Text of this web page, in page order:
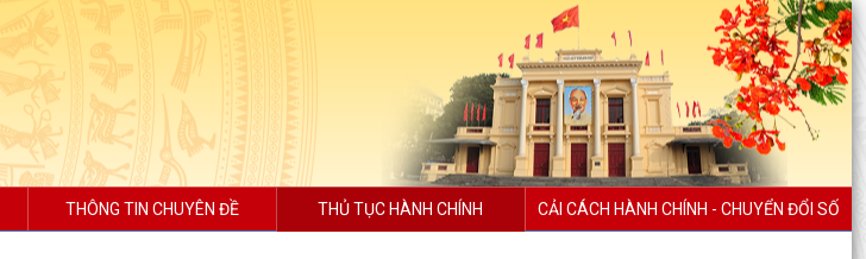
THÔNG TIN CHUYÊN ĐỀ THỦ TỤC HÀNH CHÍNH CẢI CÁCH HÀNH CHÍNH - CHUYỂN ĐỔI SỐ